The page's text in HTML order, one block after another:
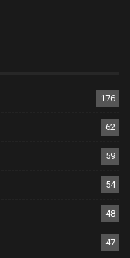
176
62
59
54
48
47